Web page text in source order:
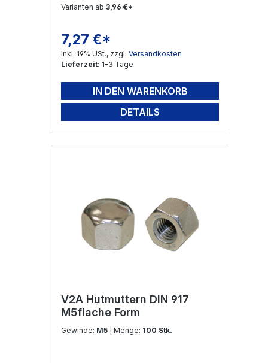
Varianten ab 3,96 €*
Regulärer Preis:
7,27 €*
Inkl. 19% USt., zzgl. Versandkosten
Lieferzeit: 1-3 Tage
IN DEN WARENKORB
DETAILS
V2A Hutmuttern DIN 917
M5flache Form
Gewinde: M5 | Menge: 100 Stk.